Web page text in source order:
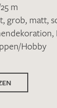
m
, grob, matt,
,
Hobby